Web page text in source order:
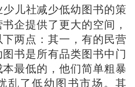
少儿社减少低幼图书的策
企提供了更大的空间，
两点：其一，有的民营
书是所有品类图书中门
最低的，他们简单粗暴
乱了低幼图书市场。其